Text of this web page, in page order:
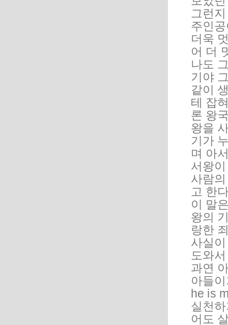
그런
주인
더욱
어 더
나도
기야
같이
테 잡
론 왕
왕을
기가
며 아
서왕
사람
고 한
이 말
왕의
랑한
사실
도와
과연
아들
he is
실천
어도